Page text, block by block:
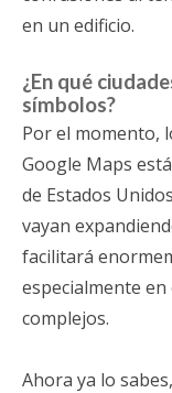
en un edificio.
¿En qué
símbolos?
Por el momento,
Google Maps
de Estados
vayan
facilitará
especialmente en
complejos.
Ahora ya lo